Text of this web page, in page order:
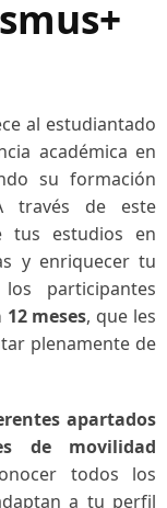
al estudiantado
académica en
su formación
través de este
tus estudios en
y enriquecer tu
los participantes
meses, que les
plenamente de
apartados
de movilidad
todos los
a tu perfil